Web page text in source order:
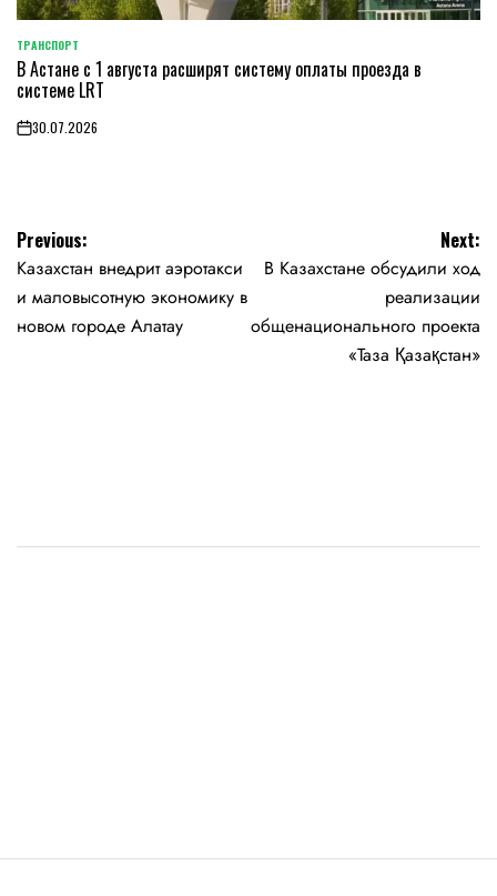
POSTED
IN
ТРАНСПОРТ
В Астане с 1 августа расширят систему оплаты проезда в
системе LRT
on30.07.2026
Навигация
по
записям
Previous:
Казахстан внедрит аэротакси
и маловысотную экономику в
новом городе Алатау
Next:
В Казахстане обсудили ход
реализации
общенационального проекта
«Таза Қазақстан»